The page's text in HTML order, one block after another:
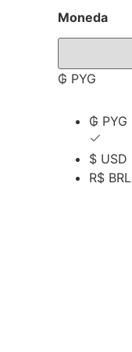
Moneda
₲ PYG
₲ PYG
$ USD
R$ BRL